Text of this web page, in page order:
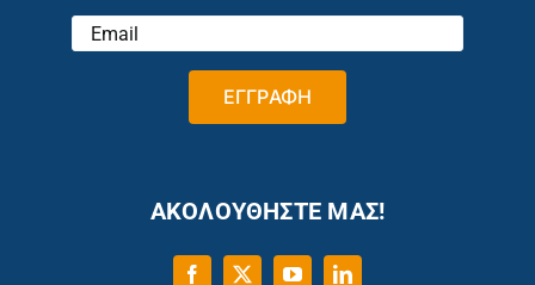
ΑΚΟΛΟΥΘΗΣΤΕ ΜΑΣ!